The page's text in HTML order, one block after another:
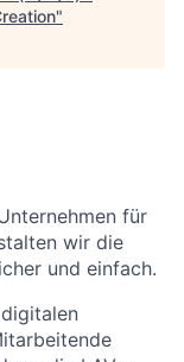
"
für
wir die
und einfach.